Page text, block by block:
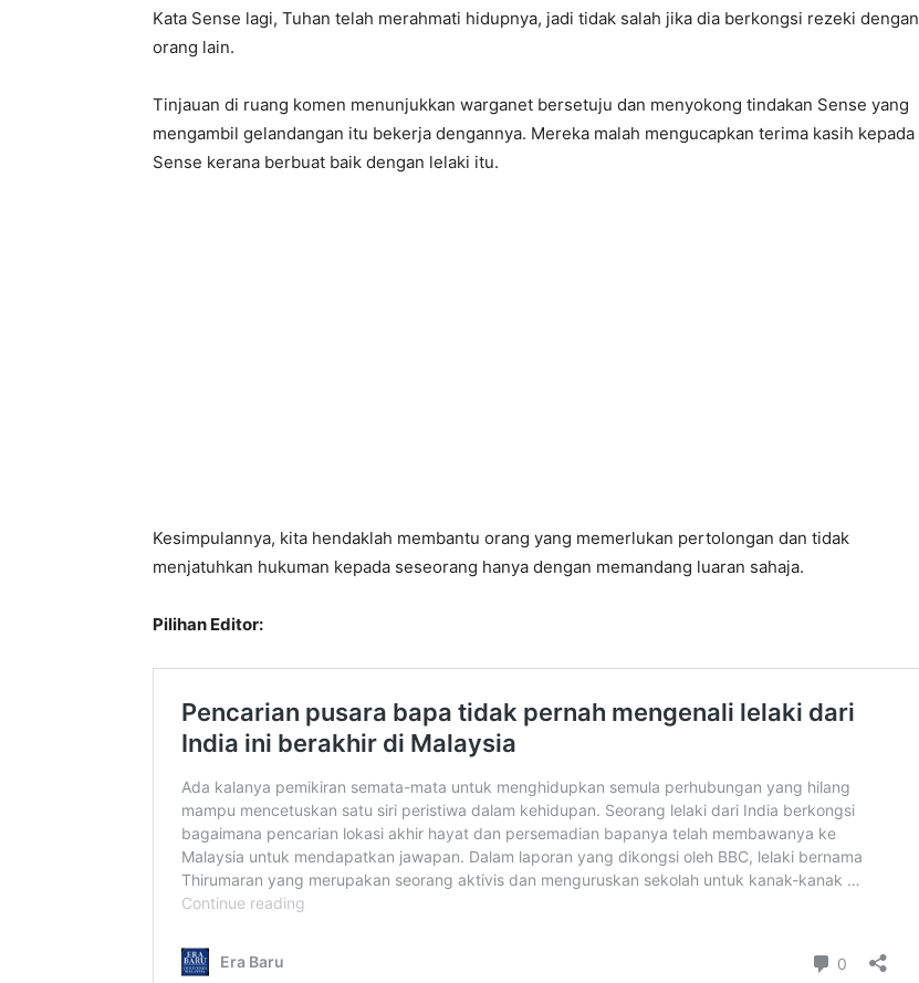
Kata Sense lagi, Tuhan telah merahmati hidupnya, jadi tidak salah jika dia berkongsi rezeki dengan
orang lain.
Tinjauan di ruang komen menunjukkan warganet bersetuju dan menyokong tindakan Sense yang
mengambil gelandangan itu bekerja dengannya. Mereka malah mengucapkan terima kasih kepada
Sense kerana berbuat baik dengan lelaki itu.
Kesimpulannya, kita hendaklah membantu orang yang memerlukan pertolongan dan tidak
menjatuhkan hukuman kepada seseorang hanya dengan memandang luaran sahaja.
Pilihan Editor: